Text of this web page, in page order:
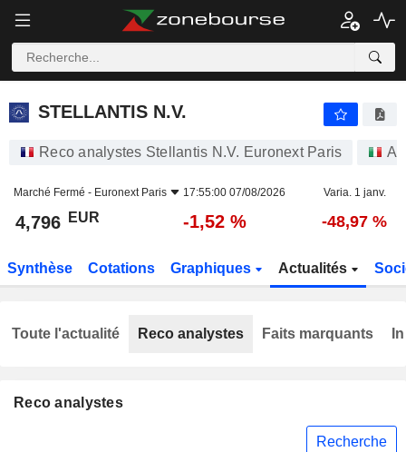
STELLANTIS N.V.
STELLANTIS N.V.
Reco analystes Stellantis N.V. Euronext Paris
Marché Fermé - Euronext Paris 17:55:00 07/08/2026 Varia. 1 janv.
4,796 EUR -1,52 % -48,97 %
Synthèse Cotations Graphiques Actualités
Reco analystes
Recherche
Toute l'actualité Reco analystes Faits marquants